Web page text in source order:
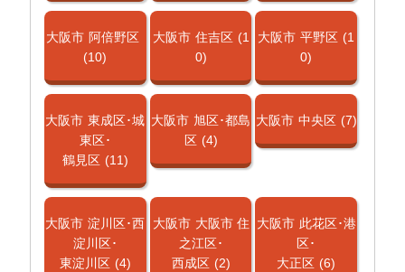
大阪市 阿倍野区
(10)
大阪市 住吉区 (1
0)
大阪市 平野区 (1
0)
大阪市 東成区･城
東区･
鶴見区 (11)
大阪市 旭区･都島
区 (4)
大阪市 中央区 (7)
大阪市 淀川区･西
淀川区･
東淀川区 (4)
大阪市 大阪市 住
之江区･
西成区 (2)
大阪市 此花区･港
区･
大正区 (6)